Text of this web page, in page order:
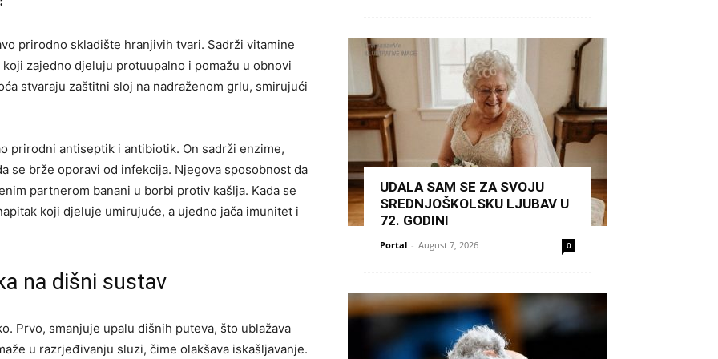
prirodno skladište hranjivih tvari. Sadrži vitamine
zajedno djeluju protuupalno i pomažu u obnovi
stvaraju zaštitni sloj na nadraženom grlu, smirujući
prirodni antiseptik i antibiotik. On sadrži enzime,
se brže oporavi od infekcija. Njegova sposobnost da
partnerom banani u borbi protiv kašlja. Kada se
koji djeluje umirujuće, a ujedno jača imunitet i
na dišni sustav
Prvo, smanjuje upalu dišnih puteva, što ublažava
u razrjeđivanju sluzi, čime olakšava iskašljavanje.
UDALA SAM SE ZA SVOJU
SREDNJOŠKOLSKU LJUBAV U
72. GODINI
Portal - August 7, 2026 0